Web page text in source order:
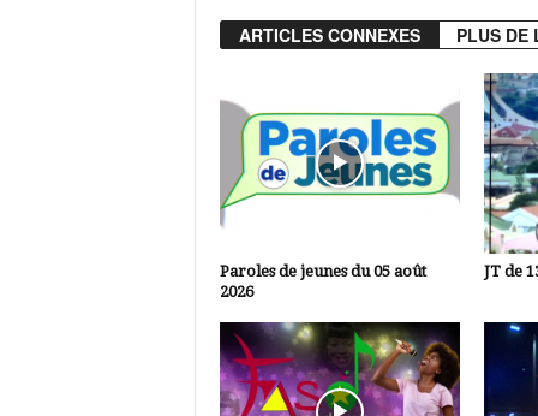
ARTICLES CONNEXES PLUS DE
Paroles de jeunes du 05 août
2026
JT de